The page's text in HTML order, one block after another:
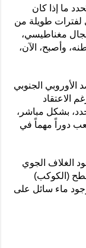
ما إذا كان
لفترات طويلة من
مغناطيسي،
وأصبح، الآن،
الأوروبي الجنوبي
الاعتقاد
بشكل مباشر،
دوراً مهماً في
الغلاف الجوي
(الكوكب)
ماء سائل على